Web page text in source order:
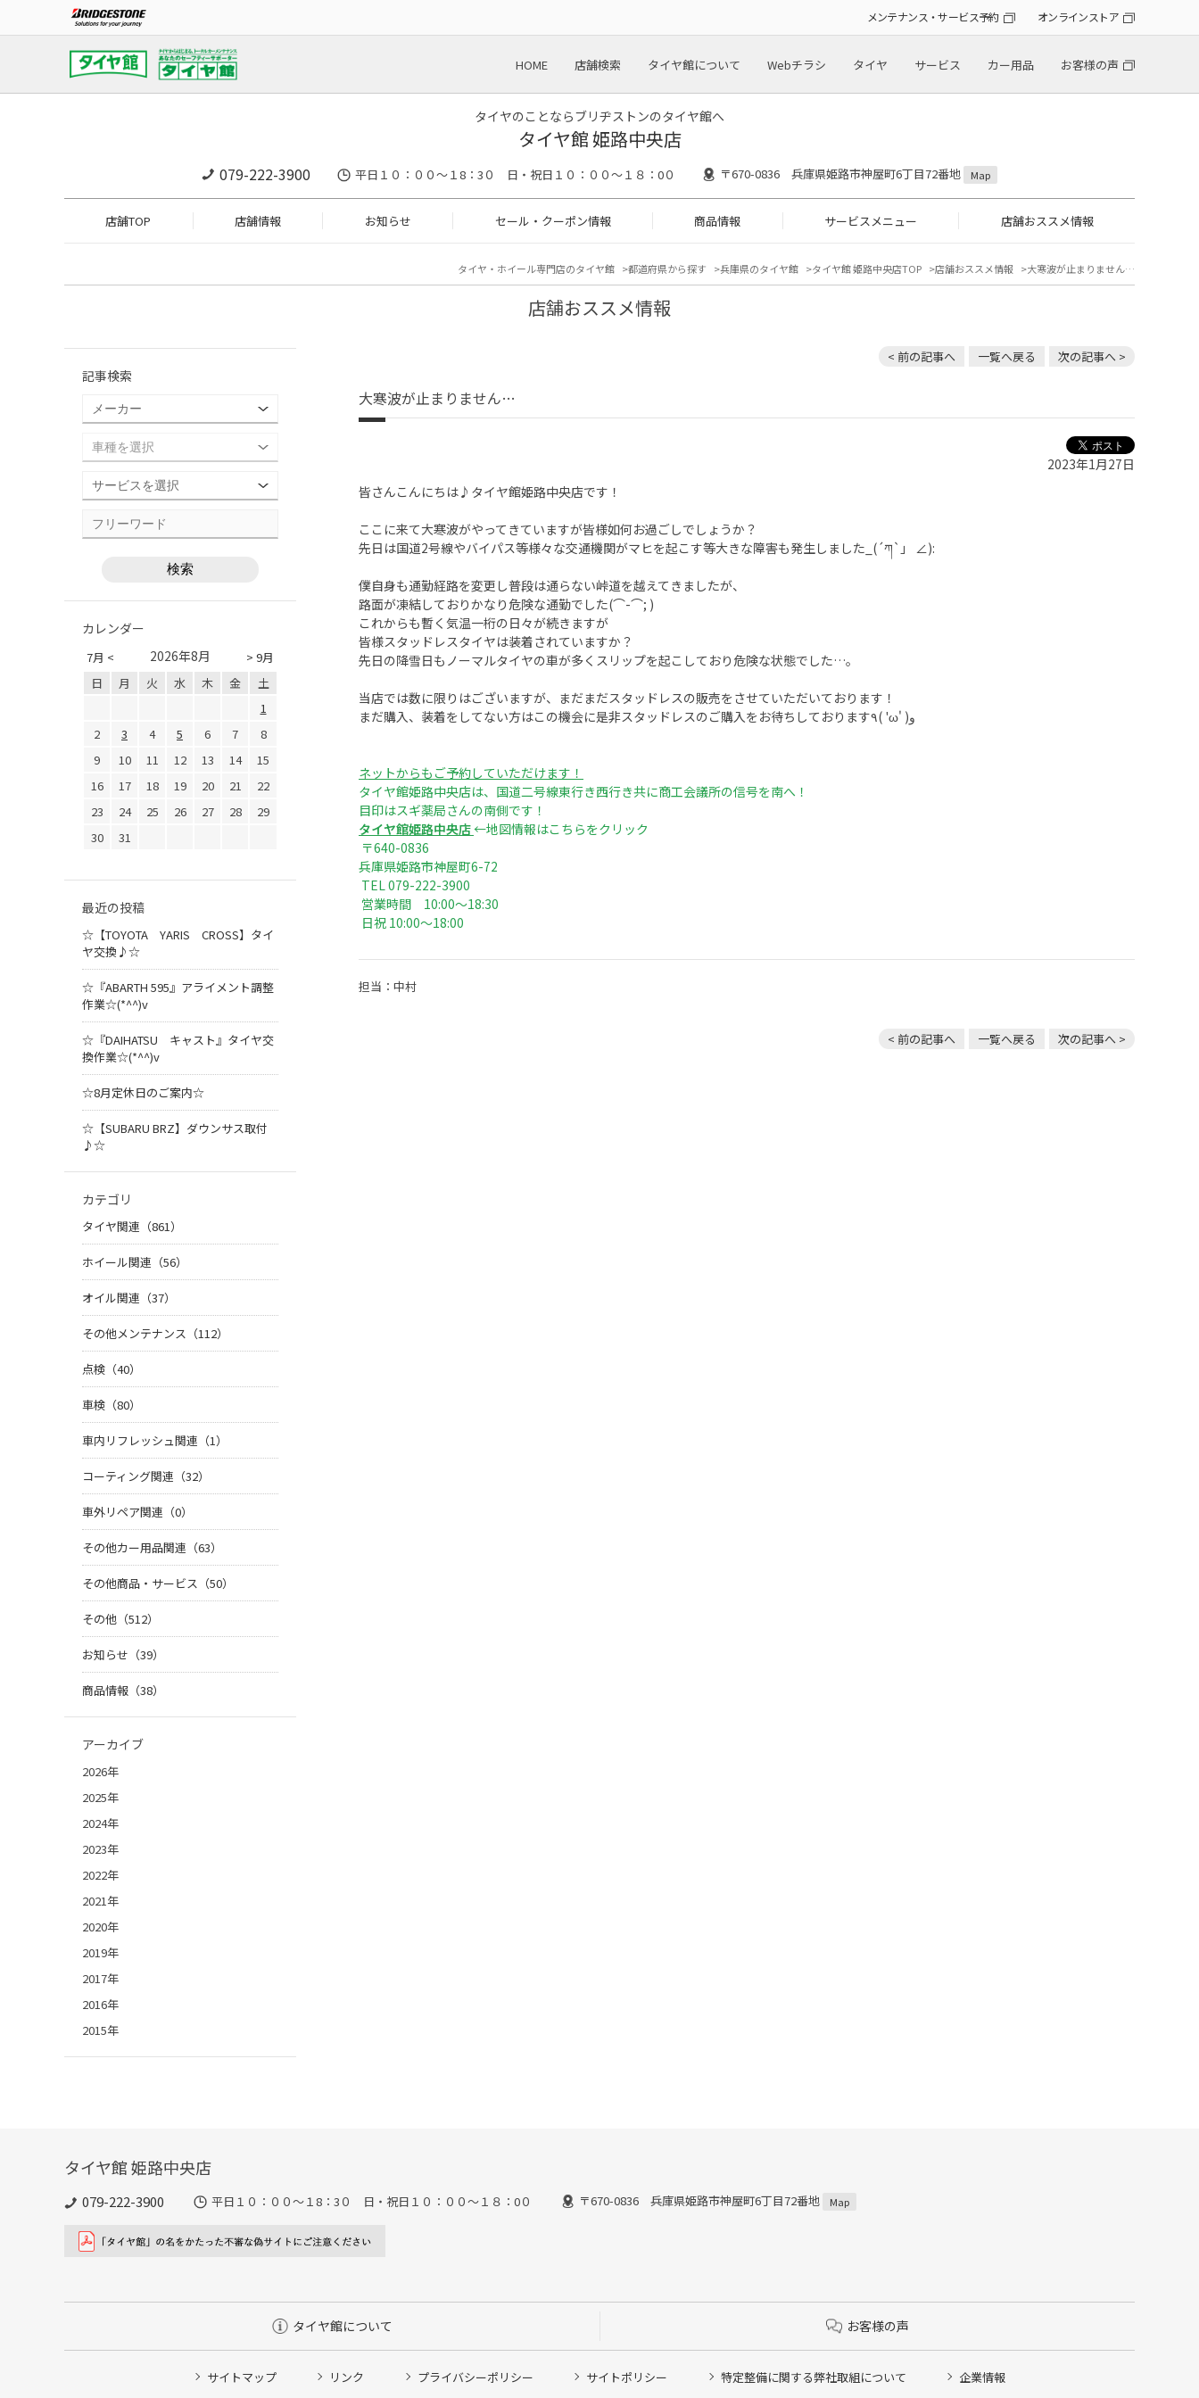
メンテナンス・サービス予約 オンラインストア
HOME 店舗検索 タイヤ館について Webチラシ タイヤ サービス カー用品 お客様の声
タイヤのことならブリヂストンのタイヤ館へ
タイヤ館 姫路中央店
079-222-3900 平日１０：００～１8：3０ 日・祝日１０：００～１８：0０ 〒670-0836 兵庫県姫路市神屋町6丁目72番地 Map
店舗TOP 店舗情報 お知らせ セール・クーポン情報 商品情報 サービスメニュー 店舗おススメ情報
タイヤ・ホイール専門店のタイヤ館 都道府県から探す 兵庫県のタイヤ館 タイヤ館 姫路中央店TOP 店舗おススメ情報 大寒波が止まりません…
店舗おススメ情報
< 前の記事へ 一覧へ戻る 次の記事へ >
大寒波が止まりません…
2023年1月27日
皆さんこんにちは♪タイヤ館姫路中央店です！
ここに来て大寒波がやってきていますが皆様如何お過ごしでしょうか？
先日は国道2号線やバイパス等様々な交通機関がマヒを起こす等大きな障害も発生しました_(´ཀ`」 ∠):
僕自身も通勤経路を変更し普段は通らない峠道を越えてきましたが、
路面が凍結しておりかなり危険な通勤でした(⌒-⌒; )
これからも暫く気温一桁の日々が続きますが
皆様スタッドレスタイヤは装着されていますか？
先日の降雪日もノーマルタイヤの車が多くスリップを起こしており危険な状態でした…。
当店では数に限りはございますが、まだまだスタッドレスの販売をさせていただいております！
まだ購入、装着をしてない方はこの機会に是非スタッドレスのご購入をお待ちしております٩( 'ω' )و
ネットからもご予約していただけます！
タイヤ館姫路中央店は、国道二号線東行き西行き共に商工会議所の信号を南へ！
目印はスギ薬局さんの南側です！
タイヤ館姫路中央店←地図情報はこちらをクリック
〒640-0836
兵庫県姫路市神屋町6-72
TEL 079-222-3900
営業時間 10:00〜18:30
日祝 10:00〜18:00
担当：中村
< 前の記事へ 一覧へ戻る 次の記事へ >
記事検索
カレンダー
7月 < > 9月
2026年8月
日 月 火 水 木 金
土
1
2
3 4 5 6 7
8
9
10 11 12 13 14
15
16
17 18 19 20 21
22
23
24 25 26 27 28
29
30
31
最近の投稿
☆【TOYOTA YARIS CROSS】タイ
ヤ交換♪☆
☆『ABARTH 595』アライメント調整
作業☆(*^^)v
☆『DAIHATSU キャスト』タイヤ交
換作業☆(*^^)v
☆8月定休日のご案内☆
☆【SUBARU BRZ】ダウンサス取付
♪☆
カテゴリ
タイヤ関連（861）
ホイール関連（56）
オイル関連（37）
その他メンテナンス（112）
点検（40）
車検（80）
車内リフレッシュ関連（1）
コーティング関連（32）
車外リペア関連（0）
その他カー用品関連（63）
その他商品・サービス（50）
その他（512）
お知らせ（39）
商品情報（38）
アーカイブ
2026年
2025年
2024年
2023年
2022年
2021年
2020年
2019年
2017年
2016年
2015年
タイヤ館 姫路中央店
079-222-3900 平日１０：００～１8：3０ 日・祝日１０：００～１８：0０ 〒670-0836 兵庫県姫路市神屋町6丁目72番地 Map
タイヤ館について お客様の声
サイトマップ リンク プライバシーポリシー サイトポリシー 特定整備に関する弊社取組について 企業情報